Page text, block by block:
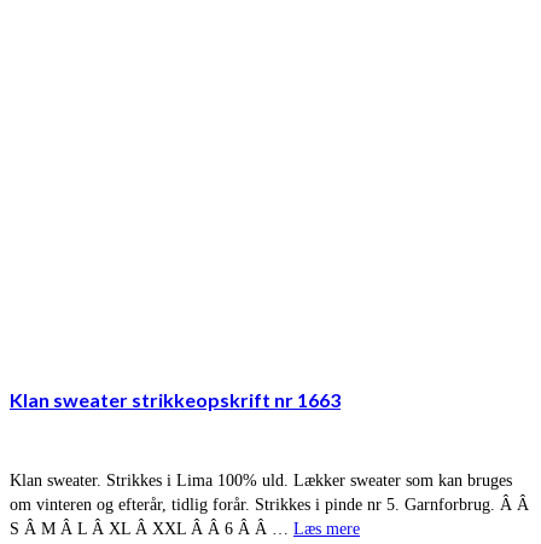
Klan sweater strikkeopskrift nr 1663
Klan sweater. Strikkes i Lima 100% uld. Lækker sweater som kan bruges
om vinteren og efterår, tidlig forår. Strikkes i pinde nr 5. Garnforbrug. Â Â
S Â M Â L Â XL Â XXL Â Â 6 Â Â … Læs mere